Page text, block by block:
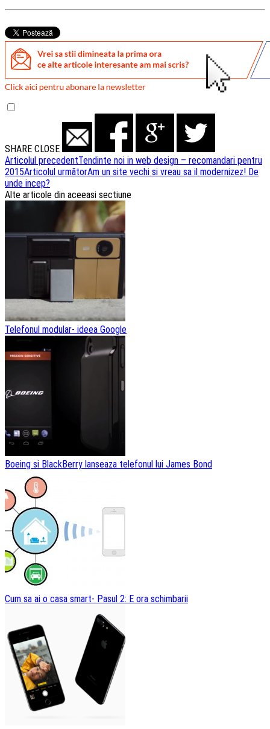
SHARE CLOSE
Navigare
articole
Articolul precedentTendinte noi in web design – recomandari pentru
2015Articolul următorAm un site vechi si vreau sa il modernizez! De
unde incep?
Alte articole din aceeasi sectiune
Telefonul modular- ideea Google
Boeing si BlackBerry lanseaza telefonul lui James Bond
Cum sa ai o casa smart- Pasul 2: E ora schimbarii